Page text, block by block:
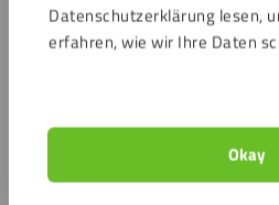
Datenschutzerklärung lesen,
erfahren, wie wir Ihre Daten
Okay